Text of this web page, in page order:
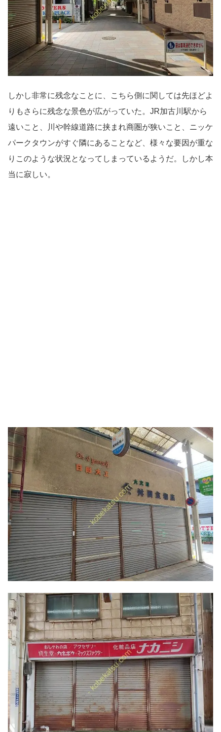
しかし非常に残念なことに、こちら側に関しては先ほどよ
りもさらに残念な景色が広がっていた。JR加古川駅から
遠いこと、川や幹線道路に挟まれ商圏が狭いこと、ニッケ
パークタウンがすぐ隣にあることなど、様々な要因が重な
りこのような状況となってしまっているようだ。しかし本
当に寂しい。